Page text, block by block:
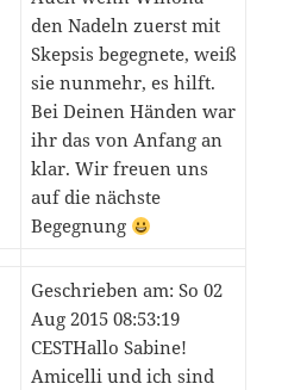
den Nadeln zuerst mit
Skepsis begegnete, weiß
sie nunmehr, es hilft.
Bei Deinen Händen war
ihr das von Anfang an
klar. Wir freuen uns
auf die nächste
Begegnung
Geschrieben am: So 02
Aug 2015 08:53:19
CESTHallo Sabine!
Amicelli und ich sind